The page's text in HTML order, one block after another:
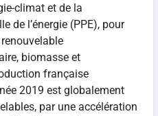
climat et de la
de l’énergie (PPE), pour
biomasse et
française
2019 est globalement
par une accélération